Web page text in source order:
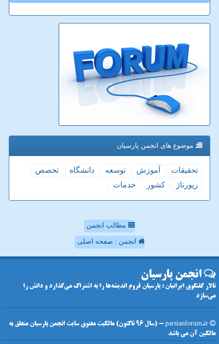
موضوع های انجمن پارسیان
تحقیقات آموزش توسعه دانشگاه
تخصص
رپورتاژ
كشور خدمات
مطالب انجمن
انجمن : صفحه اصلی
انجمن پارسیان
تالار گفتگوی ایرانیان : پارسیان فروم اندیشه‌ها را به اشتراک می‌گذارد و دانش را
می‌سازد
parsianforum.ir - (سال 96 تاکنون) مالکیت معنوی سایت انجمن پارسیان متعلق به
مالکین آن می باشد